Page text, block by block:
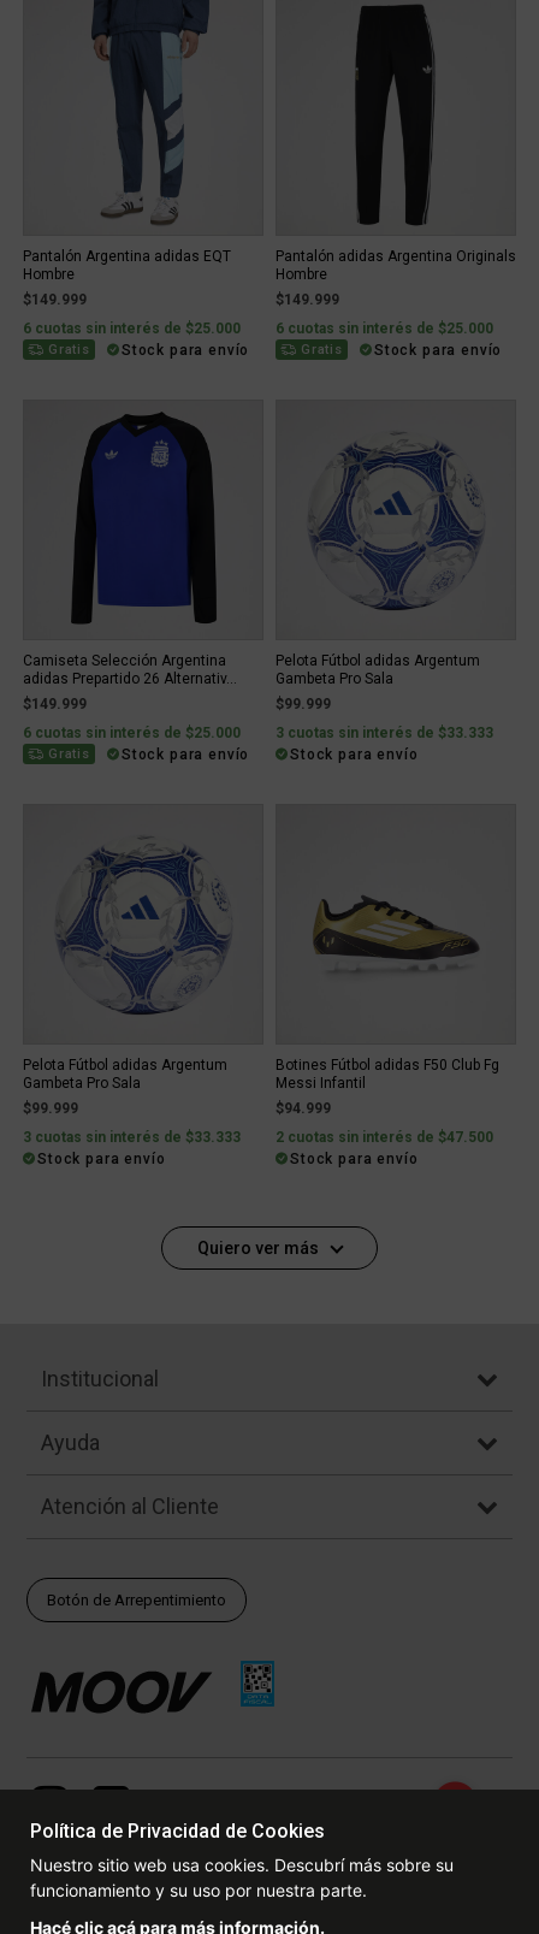
Pantalón Argentina adidas EQT
Hombre
$149.999
6 cuotas sin interés de $25.000
Gratis Stock para envío
Pantalón adidas Argentina Originals
Hombre
$149.999
6 cuotas sin interés de $25.000
Gratis Stock para envío
Camiseta Selección Argentina
adidas Prepartido 26 Alternativ...
$149.999
6 cuotas sin interés de $25.000
Gratis Stock para envío
Pelota Fútbol adidas Argentum
Gambeta Pro Sala
$99.999
3 cuotas sin interés de $33.333
Stock para envío
Pelota Fútbol adidas Argentum
Gambeta Pro Sala
$99.999
3 cuotas sin interés de $33.333
Stock para envío
Botines Fútbol adidas F50 Club Fg
Messi Infantil
$94.999
2 cuotas sin interés de $47.500
Stock para envío
Quiero ver más
Institucional
Ayuda
Atención al Cliente
Botón de Arrepentimiento
© Copyright - 2017 - 2026 www.dexter.com.ar, TODOS LOS
Política de Privacidad de Cookies
Nuestro sitio web usa cookies. Descubrí más sobre su
funcionamiento y su uso por nuestra parte.
Hacé clic acá para más información.